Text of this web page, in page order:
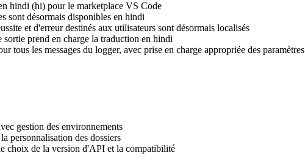
hindi (hi) pour le marketplace VS Code
sont désormais disponibles en hindi
et d'erreur destinés aux utilisateurs sont désormais localisés
sortie prend en charge la traduction en hindi
tous les messages du logger, avec prise en charge appropriée des paramètres
gestion des environnements
personnalisation des dossiers
choix de la version d'API et la compatibilité